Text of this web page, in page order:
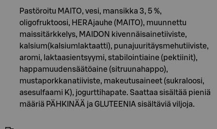
Pastöroitu MAITO, vesi, mansikka 3, 5 %,
oligofruktoosi, HERAjauhe (MAITO), muunnettu
maissitärkkelys, MAIDON kivennäisainetiiviste,
kalsium(kalsiumlaktaatti), punajuuritäysmehutiiviste,
aromi, laktaasientsyymi, stabilointiaine (pektiinit),
happamuudensäätöaine (sitruunahappo),
mustaporkkanatiiviste, makeutusaineet (sukraloosi,
asesulfaami K), jogurttihapate. Saattaa sisältää pieniä
määriä PÄHKINÄÄ ja GLUTEENIA sisältäviä viljoja.